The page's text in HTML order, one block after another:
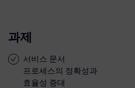
과제
서비스 문서
프로세스의 정확성과
효율성 증대